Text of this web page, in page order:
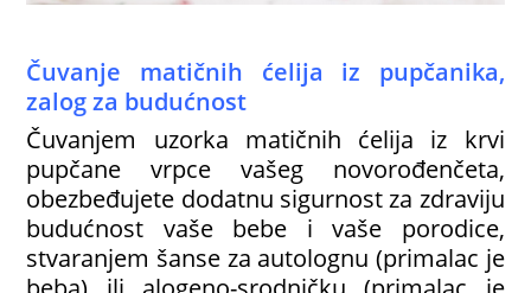
Čuvanje matičnih ćelija iz pupčanika,
zalog za budućnost
Čuvanjem uzorka matičnih ćelija iz krvi
pupčane vrpce vašeg novorođenčeta,
obezbeđujete dodatnu sigurnost za zdraviju
budućnost vaše bebe i vaše porodice,
stvaranjem šanse za autolognu (primalac je